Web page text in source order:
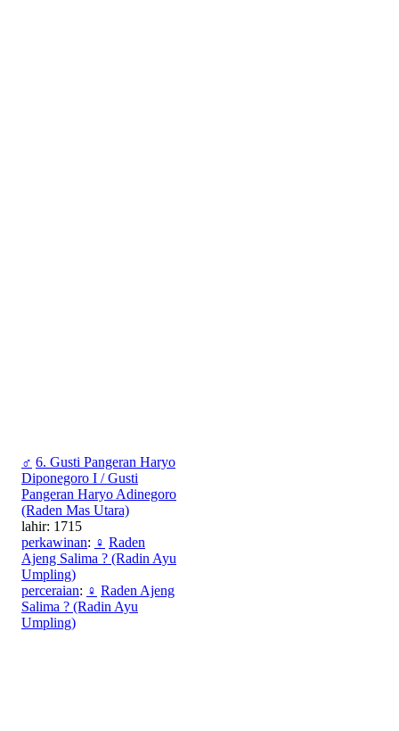
♂ 6. Gusti Pangeran Haryo
Diponegoro I / Gusti
Pangeran Haryo Adinegoro
(Raden Mas Utara)
lahir: 1715
perkawinan: ♀ Raden
Ajeng Salima ? (Radin Ayu
Umpling)
perceraian: ♀ Raden Ajeng
Salima ? (Radin Ayu
Umpling)